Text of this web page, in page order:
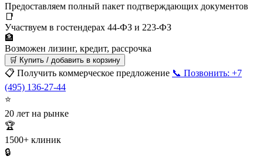
Предоставляем полный пакет подтверждающих документов
📑
Участвуем в гостендерах 44-ФЗ и 223-ФЗ
🏦
Возможен лизинг, кредит, рассрочка
🛒 Купить / добавить в корзину
📋 Получить коммерческое предложение 📞 Позвонить: +7
(495) 136-27-44
⭐
20 лет на рынке
🏆
1500+ клиник
🔒